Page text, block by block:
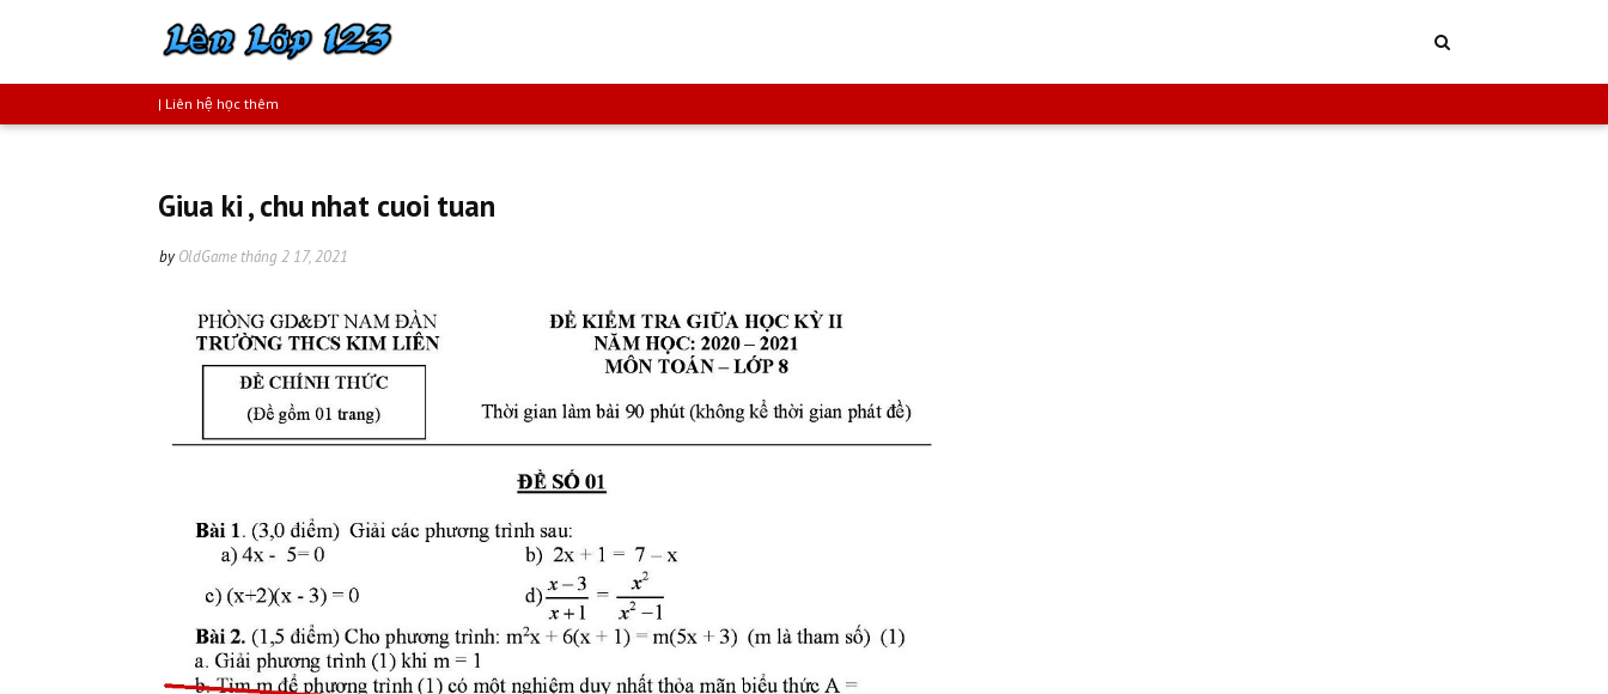
| Liên hệ học thêm
Giua ki , chu nhat cuoi tuan
by OldGame tháng 2 17, 2021